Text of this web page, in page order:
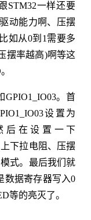
STM32一样还要
动能力啊、压摆
如从0到1需要多
摆率越高)啊等这
。首
设置为
后在设置一下
下拉电阻、压摆
式。最后我们就
数据寄存器写入0
等的亮灭了。